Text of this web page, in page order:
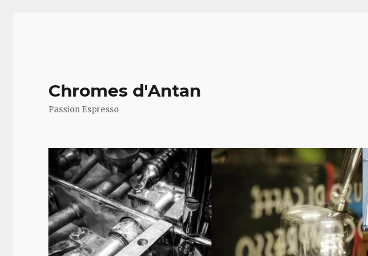
Chromes d'Antan
Passion Espresso